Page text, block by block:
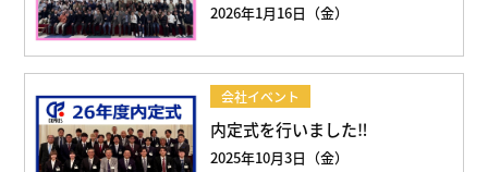
2026年1月16日（金）
会社イベント
内定式を行いました‼︎
2025年10月3日（金）